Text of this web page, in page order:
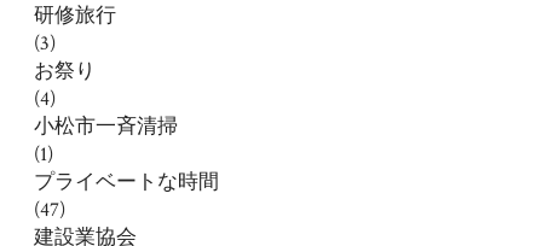
研修旅行
(3)
お祭り
(4)
小松市一斉清掃
(1)
プライベートな時間
(47)
建設業協会